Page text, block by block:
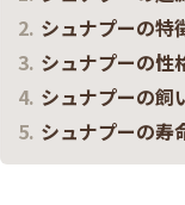
シュナプーの特
シュナプーの性
シュナプーの飼
シュナプーの寿